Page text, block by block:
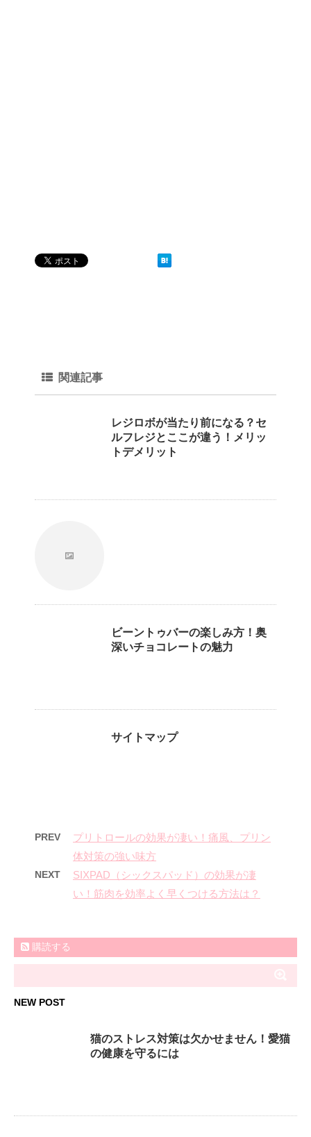
関連記事
レジロボが当たり前になる？セ
ルフレジとここが違う！メリッ
トデメリット
ビーントゥバーの楽しみ方！奥
深いチョコレートの魅力
サイトマップ
PREV
プリトロールの効果が凄い！痛風、プリン
体対策の強い味方
NEXT
SIXPAD（シックスパッド）の効果が凄
い！筋肉を効率よく早くつける方法は？
購読する
NEW POST
猫のストレス対策は欠かせません！愛猫
の健康を守るには